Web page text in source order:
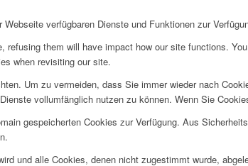
verfügbaren Dienste und Funktionen zur
them will have impact how our site functions.
when revisiting our site.
Um zu vermeiden, dass Sie immer wieder nach
vollumfänglich nutzen zu können. Wenn Sie
gespeicherten Cookies zur Verfügung. Aus
und alle Cookies, denen nicht zugestimmt wurde,